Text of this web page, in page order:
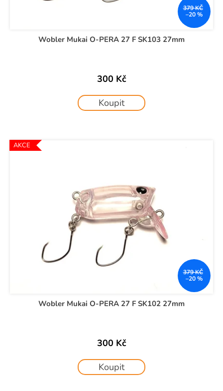
379 KČ
–20 %
Wobler Mukai O-PERA 27 F SK103 27mm
300 Kč
Koupit
AKCE
379 KČ
–20 %
Wobler Mukai O-PERA 27 F SK102 27mm
300 Kč
Koupit